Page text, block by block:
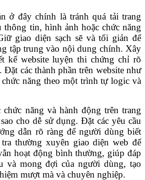
ở đây chính là tránh quá tải trang
thông tin, hình ảnh hoặc chức năng
giao diện sạch sẽ và tối giản để
tập trung vào nội dung chính. Xây
kế website luyện thi chứng chỉ rõ
Đặt các thành phần trên website như
năng theo một trình tự logic và
chức năng và hành động trên trang
cho dễ sử dụng. Đặt các yêu cầu
dẫn rõ ràng để người dùng biết
thường xuyên giao diện web để
hoạt động bình thường, giúp đáp
và mong đợi của người dùng, tạo
mượt mà và chuyên nghiệp.